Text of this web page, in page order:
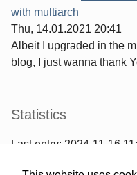
with multiarch
Thu, 14.01.2021 20:41
Albeit I upgraded in the
blog, I just wanna thank
Statistics
Last entry: 2024-11-16